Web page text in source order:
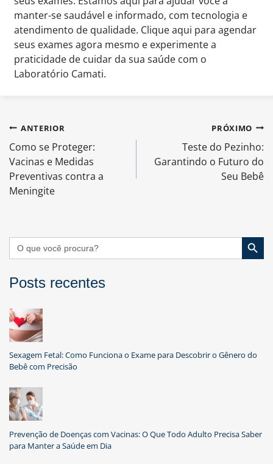
manter-se saudável e informado, com tecnologia e
atendimento de qualidade. Clique aqui para agendar
seus exames agora mesmo e experimente a
praticidade de cuidar da sua saúde com o
Laboratório Camati.
Navegação
de
Post
ANTERIOR
Como se Proteger:
Vacinas e Medidas
Preventivas contra a
Meningite
PRÓXIMO
Teste do Pezinho:
Garantindo o Futuro do
Seu Bebê
Search
for:
Search Button
Posts recentes
Sexagem Fetal: Como Funciona o Exame para Descobrir o Gênero do
Bebê com Precisão
Prevenção de Doenças com Vacinas: O Que Todo Adulto Precisa Saber
para Manter a Saúde em Dia